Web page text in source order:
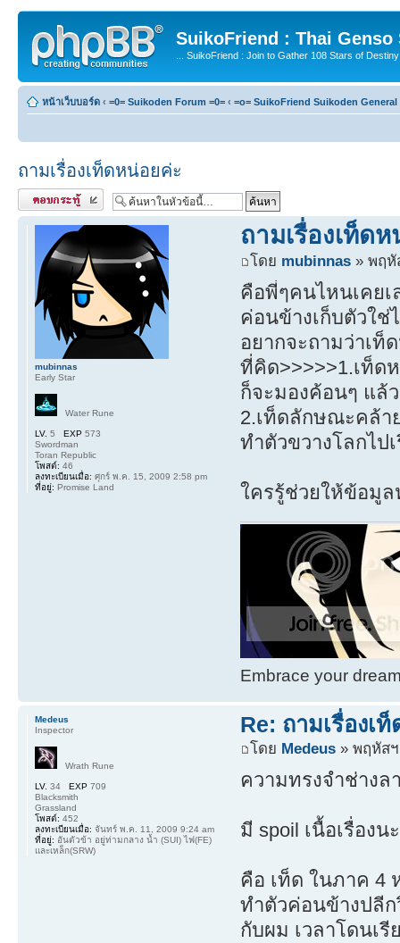
SuikoFriend : Thai Genso
... SuikoFriend : Join to Gather 108 Stars of
หน้าเว็บบอร์ด ‹ =0= Suikoden Forum =0= ‹ =o= SuikoFriend Suikoden General
ถามเรื่องเท็ดหน่อยค่ะ
ตอบกระทู้
ถามเรื่องเท็ด
โดย mubinnas » พฤหั
คือพี่ๆคนไหนเคย
ค่อนข้างเก็บตัวใช่
อยากจะถามว่าเท็
ที่คิด>>>>>1.เท็ด
ก็จะมองค้อนๆ แล้
2.เท็ดลักษณะคล้า
ทำตัวขวางโลกไป
ใครรู้ช่วยให้ข้อมู
Embrace your
mubinnas
Early Star
Water Rune
LV. 5 EXP 573
Swordman
Toran Republic
โพสต์: 46
ลงทะเบียนเมื่อ: ศุกร์ พ.ค. 15, 2009 2:58 pm
ที่อยู่: Promise Land
Re: ถามเรื่องเ
โดย Medeus » พฤหัส
ความทรงจำช่างล
มี spoil เนื้อเรื่องน
คือ เท็ด ในภาค 4
ทำตัวค่อนข้างปลี
กับผม เวลาโดนเ
Medeus
Inspector
Wrath Rune
LV. 34 EXP 709
Blacksmith
Grassland
โพสต์: 452
ลงทะเบียนเมื่อ: จันทร์ พ.ค. 11, 2009 9:24 am
ที่อยู่: อันตัวข้า อยู่ท่ามกลาง น้ำ (SUI) ไฟ(FE)
และเหล็ก(SRW)